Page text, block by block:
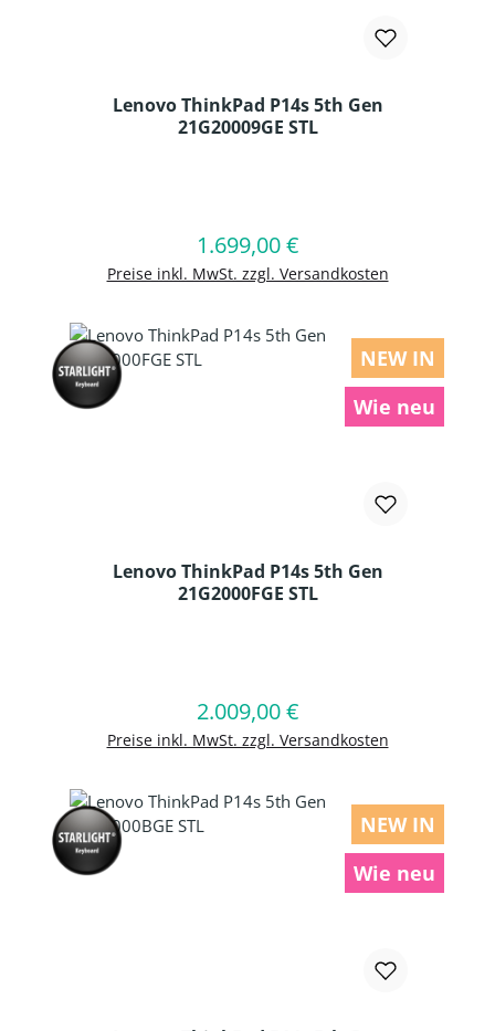
Lenovo ThinkPad P14s 5th Gen
21G20009GE STL
Regulärer Preis:
1.699,00 €
Preise inkl. MwSt. zzgl. Versandkosten
In den Warenkorb
NEW IN
Wie neu
Lenovo ThinkPad P14s 5th Gen
21G2000FGE STL
Regulärer Preis:
2.009,00 €
Preise inkl. MwSt. zzgl. Versandkosten
In den Warenkorb
NEW IN
Wie neu